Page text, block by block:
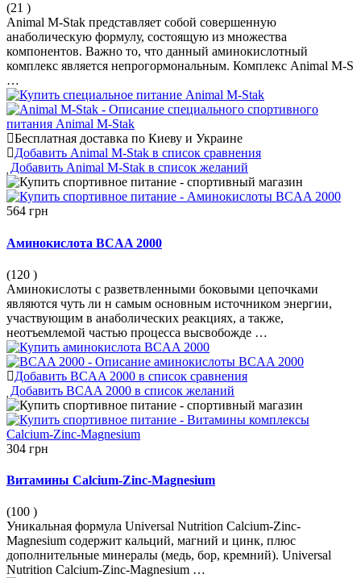
(21 )
Animal M-Stak представляет собой совершенную
анаболическую формулу, состоящую из множества
компонентов. Важно то, что данный аминокислотный
комплекс является непрогормональным. Комплекс Animal M-S
…
Бесплатная доставка по Киеву и Украине
Добавить Animal М-Stak в список сравнения
Добавить Animal М-Stak в список желаний
564 грн
Аминокислота BCAA 2000
(120 )
Аминокислоты с разветвленными боковыми цепочками
являются чуть ли н самым основным источником энергии,
участвующим в анаболических реакциях, а также,
неотъемлемой частью процесса высвобожде …
Добавить BCAA 2000 в список сравнения
Добавить BCAA 2000 в список желаний
304 грн
Витамины Calcium-Zinc-Magnesium
(100 )
Уникальная формула Universal Nutrition Calcium-Zinc-
Magnesium содержит кальций, магний и цинк, плюс
дополнительные минералы (медь, бор, кремний). Universal
Nutrition Calcium-Zinc-Magnesium …